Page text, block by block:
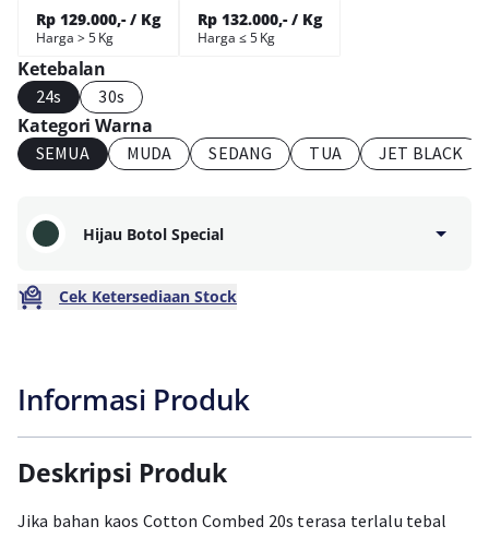
Rp 129.000,- / Kg
Harga > 5 Kg
Rp 132.000,- / Kg
Harga ≤ 5 Kg
Ketebalan
24s 30s
Kategori Warna
SEMUA MUDA SEDANG TUA JET BLACK
Hijau Botol Special
Cek Ketersediaan Stock
Informasi Produk
Deskripsi Produk
Jika bahan kaos Cotton Combed 20s terasa terlalu tebal